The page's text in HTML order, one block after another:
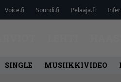
Voice.fi Soundi.fi Pelaaja.fi
SINGLE MUSIIKKIVIDEO